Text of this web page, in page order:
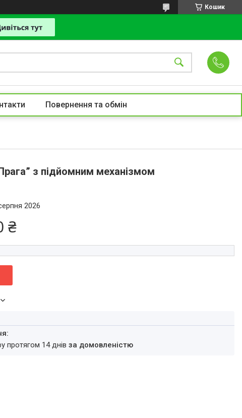
Кошик
Повернення та обмін
з підйомним механізмом
2026
₴
протягом 14 днівза домовленістю